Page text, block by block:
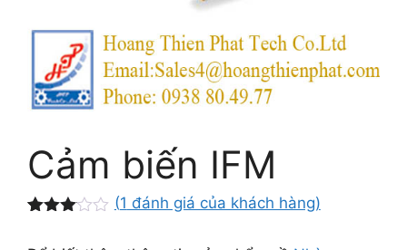
Cảm biến IFM
(1 đánh giá của khách hàng)